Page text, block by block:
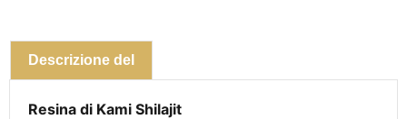
Descrizione del
Resina di Kami Shilajit